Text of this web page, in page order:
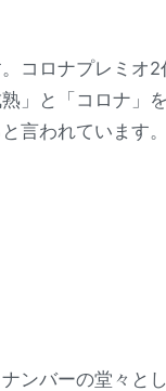
コロナプレミ
」と「コロナ」
言われています。
ンバーの堂々と